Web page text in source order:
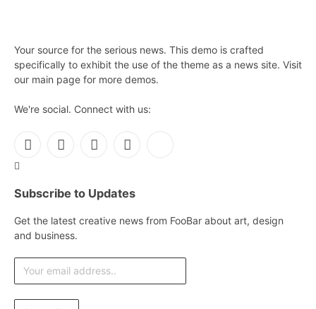
Your source for the serious news. This demo is crafted
specifically to exhibit the use of the theme as a news site. Visit
our main page for more demos.
We're social. Connect with us:
Facebook
X
InstagramPinterest
Subscribe to Updates
Get the latest creative news from FooBar about art, design
and business.